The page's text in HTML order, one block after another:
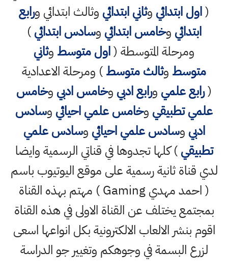
(اول ابتدائي وثاني ابتدائي وثالث ابتدائي ورابع
ابتدائي وخامس ابتدائي وسادس ابتدائي)
ومرحلة المتوسطة (اول متوسط وثاني
متوسط وثالث متوسط) ومرحلة الاعدادية
(رابع علمي ورابع ادبي وخامس ادبي وخامس
علمي تطبيقي وخامس علمي احيائي وسادس
ادبي وسادس علمي احيائي وسادس علمي
تطبيقي) كلها تجدوها في قناتي الرسمية وايضا
لدي قناة ثانية رسمية على موقع اليوتيوب باسم
( احمد مهدي Gaming ) مهتم بهذه القناة
بمجتمع يختلف عن القناة الاولى في هذه القناة
اقوم بنشر الالعاب الالكترونية بكل انواعها اسعى
لزرع البسمة في وجوهكم وتغيير جو الدراسة